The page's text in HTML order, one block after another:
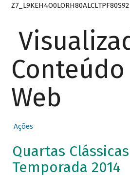
Z7_L9KEH4O0LORH80ALCLTPF80S92
Web
Ações
Quartas
Temporada 2014